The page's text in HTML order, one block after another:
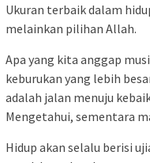
Ukuran terbaik dalam
melainkan pilihan Allah.
Apa yang kita anggap
keburukan yang lebih
adalah jalan menuju
Mengetahui, sementara
Hidup akan selalu berisi